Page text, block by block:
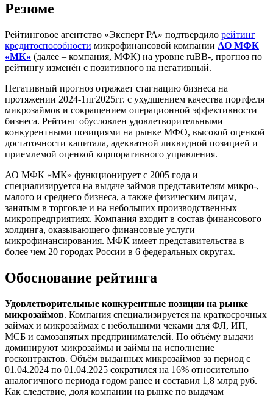
Резюме
Рейтинговое агентство «Эксперт РА» подтвердило рейтинг
кредитоспособности микрофинансовой компании АО МФК
«МК» (далее – компания, МФК) на уровне ruBB-, прогноз по
рейтингу изменён с позитивного на негативный.
Негативный прогноз отражает стагнацию бизнеса на
протяжении 2024-1пг2025гг. с ухудшением качества портфеля
микрозаймов и сокращением операционной эффективности
бизнеса. Рейтинг обусловлен удовлетворительными
конкурентными позициями на рынке МФО, высокой оценкой
достаточности капитала, адекватной ликвидной позицией и
приемлемой оценкой корпоративного управления.
АО МФК «МК» функционирует с 2005 года и
специализируется на выдаче займов представителям микро-,
малого и среднего бизнеса, а также физическим лицам,
занятым в торговле и на небольших производственных
микропредприятиях. Компания входит в состав финансового
холдинга, оказывающего финансовые услуги
микрофинансирования. МФК имеет представительства в
более чем 20 городах России в 6 федеральных округах.
Обоснование рейтинга
Удовлетворительные конкурентные позиции на рынке
микрозаймов. Компания специализируется на краткосрочных
займах и микрозаймах с небольшими чеками для ФЛ, ИП,
МСБ и самозанятых предпринимателей. По объёму выдачи
доминируют микрозаймы и займы на исполнение
госконтрактов. Объём выданных микрозаймов за период с
01.04.2024 по 01.04.2025 сократился на 16% относительно
аналогичного периода годом ранее и составил 1,8 млрд руб.
Как следствие, доля компании на рынке по выдачам